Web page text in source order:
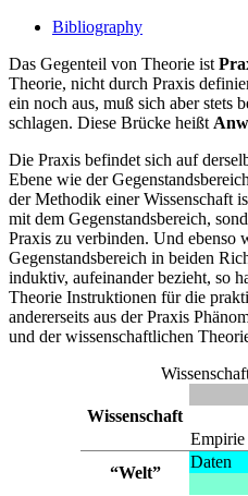
Bibliography
Das Gegenteil von Theorie ist
Theorie, nicht durch Praxis
ein noch aus, muß sich aber stets
schlagen. Diese Brücke heißt
Die Praxis befindet sich auf
Ebene wie der
der Methodik einer Wissenschaft
mit dem Gegenstandsbereich,
Praxis zu verbinden. Und ebenso
Gegenstandsbereich in beiden
induktiv, aufeinander bezieht, so
Theorie Instruktionen für die
andererseits aus der Praxis
und der wissenschaftlichen
Wissenschaft
Empirie
“Welt”
Daten